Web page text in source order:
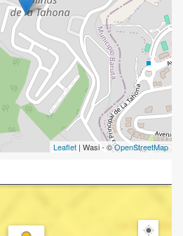
Leaflet | Wasi - ©OpenStreetMap